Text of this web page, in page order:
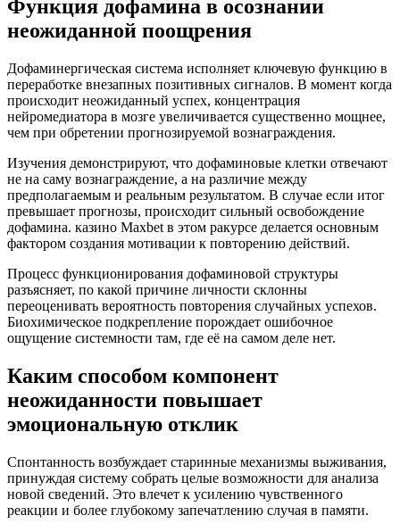
Функция дофамина в осознании
неожиданной поощрения
Дофаминергическая система исполняет ключевую функцию в
переработке внезапных позитивных сигналов. В момент когда
происходит неожиданный успех, концентрация
нейромедиатора в мозге увеличивается существенно мощнее,
чем при обретении прогнозируемой вознаграждения.
Изучения демонстрируют, что дофаминовые клетки отвечают
не на саму вознаграждение, а на различие между
предполагаемым и реальным результатом. В случае если итог
превышает прогнозы, происходит сильный освобождение
дофамина. казино Maxbet в этом ракурсе делается основным
фактором создания мотивации к повторению действий.
Процесс функционирования дофаминовой структуры
разъясняет, по какой причине личности склонны
переоценивать вероятность повторения случайных успехов.
Биохимическое подкрепление порождает ошибочное
ощущение системности там, где её на самом деле нет.
Каким способом компонент
неожиданности повышает
эмоциональную отклик
Спонтанность возбуждает старинные механизмы выживания,
принуждая систему собрать целые возможности для анализа
новой сведений. Это влечет к усилению чувственного
реакции и более глубокому запечатлению случая в памяти.